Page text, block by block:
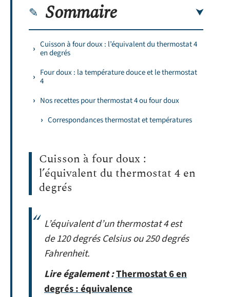
Sommaire
Cuisson à four doux : l’équivalent du thermostat 4
en degrés
Four doux : la température douce et le thermostat
4
Nos recettes pour thermostat 4 ou four doux
Correspondances thermostat et températures
Cuisson à four doux :
l’équivalent du thermostat 4 en
degrés
L’équivalent d’un thermostat 4 est
de 120 degrés Celsius ou 250 degrés
Fahrenheit.
Lire également :Thermostat 6 en
degrés : équivalence